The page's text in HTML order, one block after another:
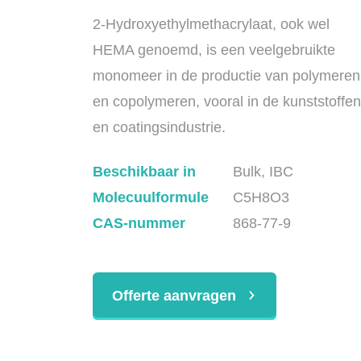
2-Hydroxyethylmethacrylaat, ook wel
HEMA genoemd, is een veelgebruikte
monomeer in de productie van polymeren
en copolymeren, vooral in de
en coatingsindustrie.
Beschikbaar in
Bulk, IBC
Molecuulformule
C5H8O3
CAS-nummer
868-77-9
Offerte aanvragen